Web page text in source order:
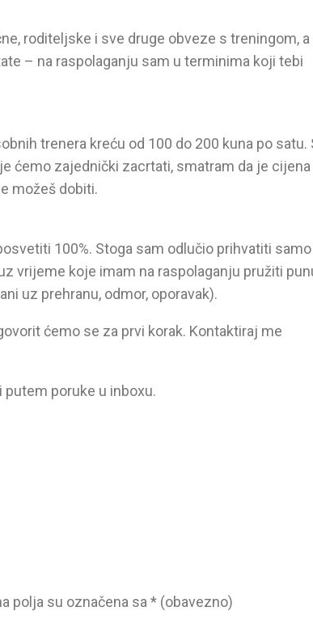
roditeljske i sve druge obveze s treningom, a
– na raspolaganju sam u terminima koji tebi
trenera kreću od 100 do 200 kuna po satu.
ćemo zajednički zacrtati, smatram da je cijena
možeš dobiti.
100%. Stoga sam odlučio prihvatiti samo
vrijeme koje imam na raspolaganju pružiti
uz prehranu, odmor, oporavak).
ćemo se za prvi korak. Kontaktiraj me
poruke u inboxu.
polja su označena sa * (obavezno)